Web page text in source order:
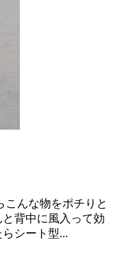
こんな物をポチりと
背中に風入って効
シート型...